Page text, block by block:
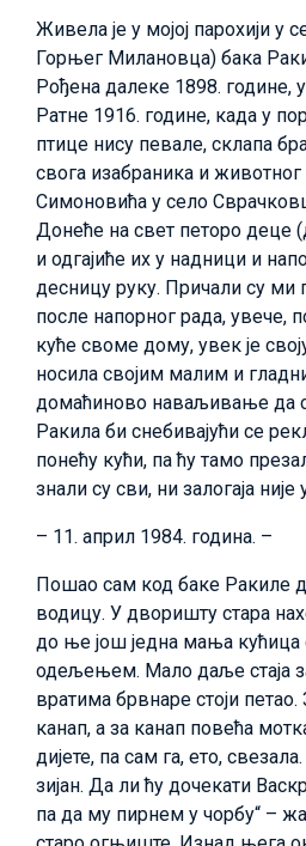
Живела је у мојој парохији у
Горњег Милановца) бака
Рођена далеке 1898. године,
Ратне 1916. године, када у
птице нису певале, склапа
свога изабраника и
Симоновића у село
Донеће на свет петоро деце
и одгајиће их у надници и
десницу руку. Причали су ми
после напорног рада, увече,
куће своме дому, увек је
носила својим малим и
домаћиново наваљивање да
Ракила би снебивајући се
понећу кући, па ћу тамо
знали су сви, ни залогаја није
– 11. април 1984. година. –
Пошао сам код баке Ракиле
водицу. У дворишту стара
до ње још једна мања кућица
одељењем. Мало даље стаја
вратима брвнаре стоји
канап, а за канап повећа
дијете, па сам га, ето,
зијан. Да ли ћу дочекати
па да му пирнем у чорбу“ –